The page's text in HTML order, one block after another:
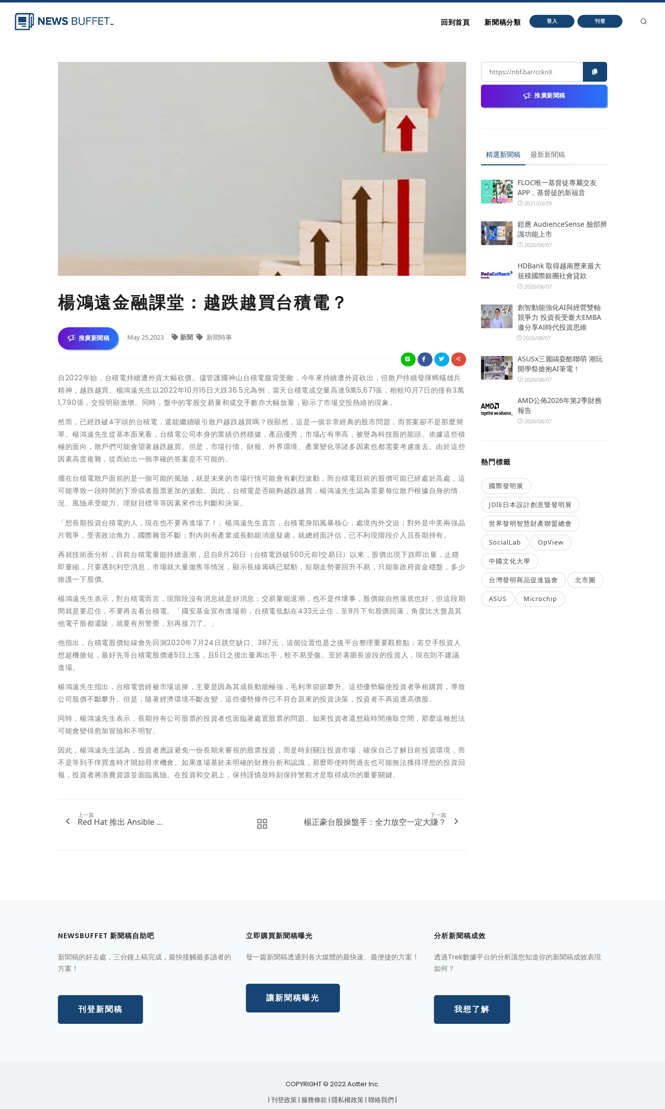
回到首頁 新聞稿分類 登入 刊登
楊鴻遠金融課堂：越跌越買台積電？
推廣新聞稿 May 25,2023 新聞 新聞時事
自2022年始，台積電持續遭外資大幅砍價。儘管護國神山台積電腹背受敵，今年來持續遭外資砍出，但散戶持續發揮螞蟻雄兵
精神，越跌越買。楊鴻遠先生以2022年10月16日大跌36.5元為例，當天台積電成交量高達9萬5,671張，相較10月7日的僅有3萬
1,790張，交投明顯激增。同時，盤中的零股交易量和成交手數亦大幅放量，顯示了市場交投熱絡的現象。
然而，已經跌破4字頭的台積電，還能繼續吸引散戶越跌越買嗎？很顯然，這是一個非常經典的股市問題，而答案卻不是那麼簡
單。楊鴻遠先生從基本面來看，台積電公司本身的業績仍然穩健，產品優秀，市場占有率高，被譽為科技股的龍頭。依據這些積
極的面向，散戶們可能會望著越跌越買。但是，市場行情、財報、外界環境、產業變化等諸多因素也都需要考慮進去。由於這些
因素高度複雜，從而給出一個準確的答案是不可能的。
擺在台積電散戶面前的是一個可能的風險，就是未來的市場行情可能會有劇烈波動，而台積電目前的股價可能已經處於高處，這
可能導致一段時間的下滑或者股票更加的波動。因此，台積電是否能夠越跌越買，楊鴻遠先生認為需要每位散戶根據自身的情
況、風險承受能力、理財目標等等因素來作出判斷和決策。
「想長期投資台積電的人，現在也不要再進場了！」楊鴻遠先生直言，台積電身陷風暴核心，處境內外交迫；對外是中美兩強晶
片戰爭，受害政治角力，國際雜音不斷；對內則有產業成長動能消退疑慮，就總經面評估，已不利現階段介入且長期持有。
再就技術面分析，目前台積電量能持續退潮，且自8月26日（台積電跌破500元前1交易日）以來，股價出現下跌即出量，止穩
即量縮，只要遇到利空消息，市場就大量拋售等情況，顯示長線籌碼已鬆動，短期走勢要回升不易，只能靠政府資金穩盤，多少
維護一下股價。
楊鴻遠先生表示，對台積電而言，現階段沒有消息就是好消息；交易量能退潮，也不是件壞事，股價能自然落底也好，但這段期
間就是要忍住，不要再去看台積電。「國安基金宣布進場前，台積電低點在433元止住，至8月下旬股價回落，角度比大盤及其
他電子股都還陡，就要有所警覺，別再接刀了。」
他指出，台積電股價短線會先回測2020年7月24日跳空缺口、387元，這個位置也是之後平台整理重要觀察點；若空手投資人
想趁機搶短，最好先等台積電股價連5日上漲，且5日之後出量再出手，較不易受傷。至於著眼長波段的投資人，現在則不建議
進場。
楊鴻遠先生指出，台積電曾經被市場追捧，主要是因為其成長動能極強，毛利率節節攀升。這些優勢驅使投資者爭相購買，導致
公司股價不斷攀升。但是，隨著經濟環境不斷改變，這些優勢條件已不符合原來的投資決策，投資者不再追逐高價股。
同時，楊鴻遠先生表示，長期持有公司股票的投資者也面臨著處置股票的問題。如果投資者還想藉時間換取空間，那麼這種想法
可能會變得愈加冒險和不明智。
因此，楊鴻遠先生認為，投資者應該避免一份長期未審視的股票投資，而是時刻關注投資市場，確保自己了解目前投資環境，而
不是等到手痒買進時才開始尋求機會。如果進場基於未明確的財務分析和認識，那麼即使時間過去也可能無法獲得理想的投資回
報，投資者將浪費資源並面臨風險。在投資和交易上，保持謹慎並時刻保持警觀才是取得成功的重要關鍵。
上一篇
Red Hat 推出 Ansible ...
下一篇
楊正豪台股操盤手：全力放空一定大賺？
推廣新聞稿
精選新聞稿 最新新聞稿
FLOC唯一基督徒專屬交友
APP，基督徒的新福音
2021/03/29
鎧應 AudienceSense 臉部辨
識功能上市
2026/08/07
HDBank 取得越南歷來最大
規模國際銀團社會貸款
2026/08/07
創智動能強化AI與經營雙軸
競爭力 投資長受臺大EMBA
邀分享AI時代投資思維
2026/08/07
ASUSx三麗鷗耍酷聯萌 潮玩
開學祭搶抱AI筆電！
2026/08/07
AMD公佈2026年第2季財務
報告
2026/08/07
熱門標籤
國際發明展
JDIE日本設計創意暨發明展
世界發明智慧財產聯盟總會
SocialLab OpView
中國文化大學
台灣發明商品促進協會 北市圖
ASUS Microchip
NEWSBUFFET 新聞稿自助吧
新聞稿的好去處，三分鐘上稿完成，最快接觸最多讀者的
方案！
刊登新聞稿
立即購買新聞稿曝光
發一篇新聞稿透通到各大媒體的最快速、最便捷的方案！
讓新聞稿曝光
分析新聞稿成效
透過Trek數據平台的分析讓您知道你的新聞稿成效表現
如何？
我想了解
COPYRIGHT © 2022 Aotter Inc.
| 刊登政策 | 服務條款 | 隱私權政策 | 聯絡我們 |